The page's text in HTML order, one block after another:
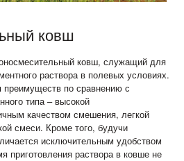
ковш
ковш, служащий для
раствора в полевых условиях.
по сравнению с
типа – высокой
качеством смешения, легкой
смеси. Кроме того, будучи
исключительным удобством
приготовления раствора в ковше не